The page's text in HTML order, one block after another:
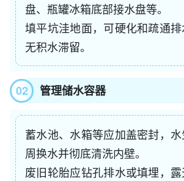
盘、瓶罐冰箱底部接水盘等。
填平坑洼地面，可硬化和疏通
无积水滞留。
02 管理储水容器
蓄水池、水箱等应加盖密封，
周换水并彻底清洗内壁。
废旧轮胎应钻孔排水或填埋，